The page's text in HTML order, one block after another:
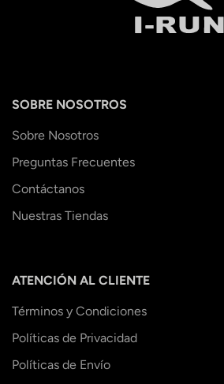
SOBRE NOSOTROS
Sobre Nosotros
Preguntas Frecuentes
Contáctanos
Nuestras Tiendas
ATENCIÓN AL CLIENTE
Términos y Condiciones
Políticas de Privacidad
Políticas de Envío